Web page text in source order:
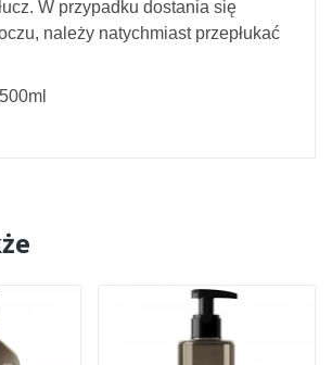
W przypadku dostania się
należy natychmiast przepłukać
500ml